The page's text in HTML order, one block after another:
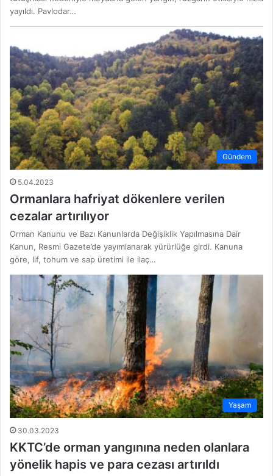
yayıldı. Pavlodar…
Gündem
5.04.2023
Ormanlara hafriyat dökenlere verilen
cezalar artırılıyor
Orman Kanunu ve Bazı Kanunlarda Değişiklik Yapılmasına Dair
Kanun, Resmi Gazete’de yayımlanarak yürürlüğe girdi. Kanuna
göre, lif, tohum ve sap üretimi ile ilaç…
Yaşam
30.03.2023
KKTC’de orman yangınına neden olanlara
yönelik hapis ve para cezası artırıldı